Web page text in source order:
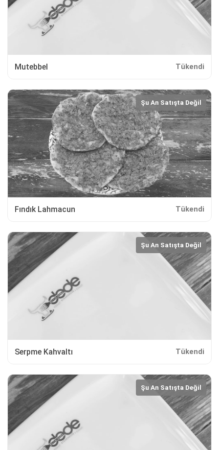
Mutebbel Tükendi
Şu An Satışta Değil
Fındık Lahmacun Tükendi
Şu An Satışta Değil
Serpme Kahvaltı Tükendi
Şu An Satışta Değil